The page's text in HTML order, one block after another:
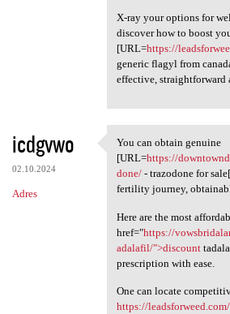
X-ray your options for
discover how to boost
[URL=https://
generic flagyl from
effective, straightforward
icdgvwo
02.10.2024
Adres
You can obtain
You can obtain genuine
[URL=https://
done/- trazodone for
fertility journey,
Here are the most
href="https://
adalafil/">discount
prescription with ease.
One can locate
https://